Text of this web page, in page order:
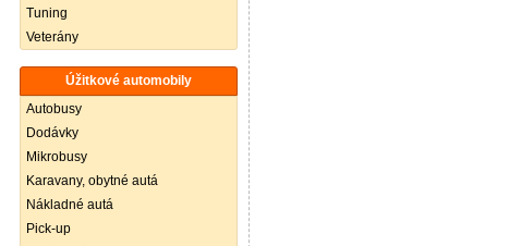
Tuning
Veterány
Úžitkové automobily
Autobusy
Dodávky
Mikrobusy
Karavany, obytné autá
Nákladné autá
Pick-up